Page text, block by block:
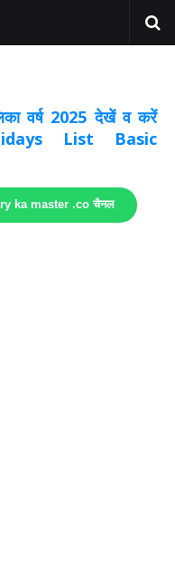
वर्ष 2025 देखें व करें
List Basic
ka master .co चैनल